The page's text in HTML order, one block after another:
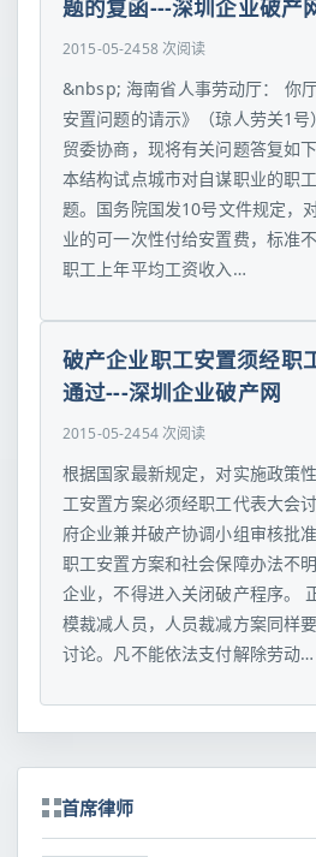
题的复函---深圳企业破产
2015-05-2458 次阅读
&nbsp; 海南省人事劳动厅： 你
安置问题的请示》（琼人劳关1
贸委协商，现将有关问题答复如
本结构试点城市对自谋职业的职
题。国务院国发10号文件规定，
业的可一次性付给安置费，标准
职工上年平均工资收入…
破产企业职工安置须经职
通过---深圳企业破产网
2015-05-2454 次阅读
根据国家最新规定，对实施政策
工安置方案必须经职工代表大会
府企业兼并破产协调小组审核批
职工安置方案和社会保障办法不
企业，不得进入关闭破产程序。
模裁减人员，人员裁减方案同样
讨论。凡不能依法支付解除劳动…
首席律师